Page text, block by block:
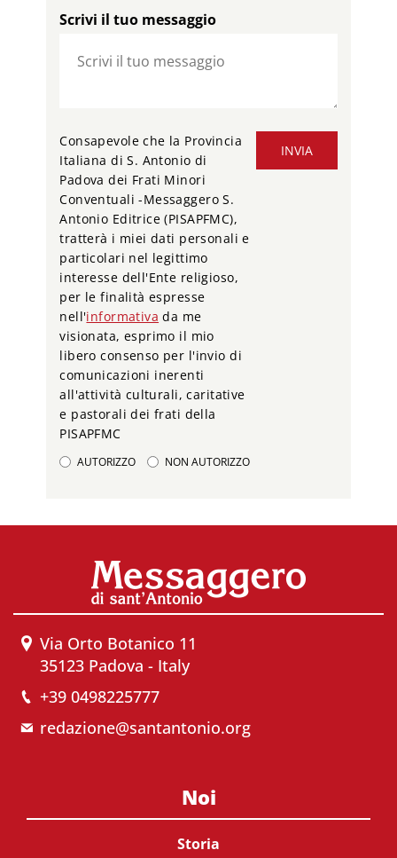
Scrivi il tuo messaggio
INVIA
Consapevole che la Provincia
Italiana di S. Antonio di
Padova dei Frati Minori
Conventuali -Messaggero S.
Antonio Editrice (PISAPFMC),
tratterà i miei dati personali e
particolari nel legittimo
interesse dell'Ente religioso,
per le finalità espresse
nell'informativa da me
visionata, esprimo il mio
libero consenso per l'invio di
comunicazioni inerenti
all'attività culturali, caritative
e pastorali dei frati della
PISAPFMC
AUTORIZZO NON AUTORIZZO
Via Orto Botanico 11
35123 Padova - Italy
+39 0498225777
redazione@santantonio.org
Noi
Storia